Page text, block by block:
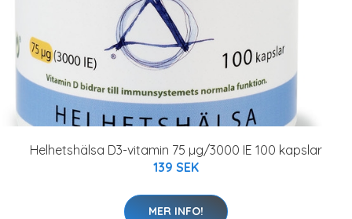
Helhetshälsa D3-vitamin 75 µg/3000 IE 100 kapslar
139 SEK
MER INFO!